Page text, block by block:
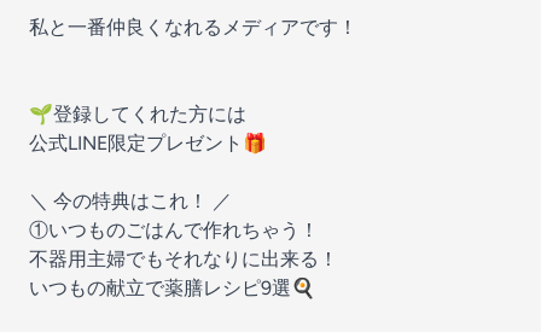
私と一番仲良くなれるメディアです！
🌱登録してくれた方には
公式LINE限定プレゼント🎁
＼ 今の特典はこれ！ ／
①いつものごはんで作れちゃう！
不器用主婦でもそれなりに出来る！
いつもの献立で薬膳レシピ9選🍳